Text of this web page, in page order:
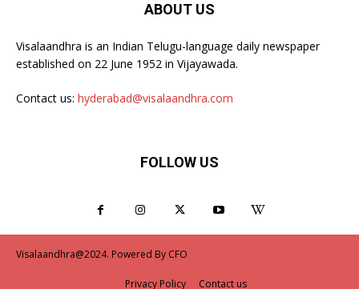
ABOUT US
Visalaandhra is an Indian Telugu-language daily newspaper
established on 22 June 1952 in Vijayawada.
Contact us: hyderabad@visalaandhra.com
FOLLOW US
Visalaandhra@2024. Powered By CFO
Privacy Policy Contact us